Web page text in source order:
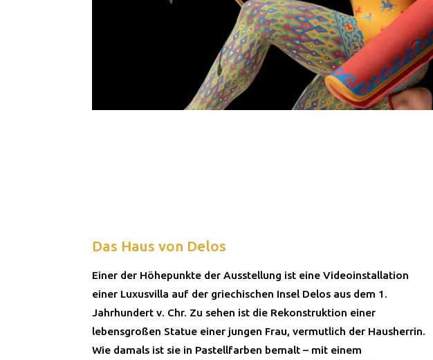
Das Haus von Delos
Einer der Höhepunkte der Ausstellung ist eine Videoinstallation
einer Luxusvilla auf der griechischen Insel Delos aus dem 1.
Jahrhundert v. Chr. Zu sehen ist die Rekonstruktion einer
lebensgroßen Statue einer jungen Frau, vermutlich der Hausherrin.
Wie damals ist sie in Pastellfarben bemalt – mit einem